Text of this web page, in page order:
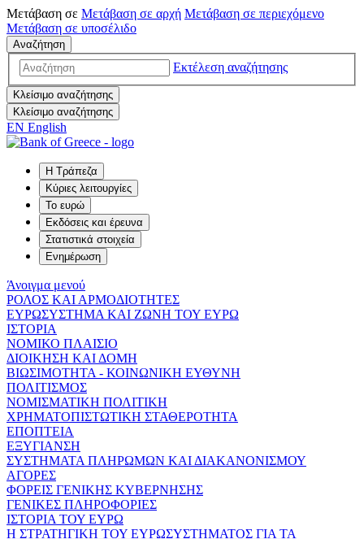
Μετάβαση σε Μετάβαση σε αρχή Μετάβαση σε περιεχόμενο
Μετάβαση σε υποσέλιδο
Αναζήτηση
Εκτέλεση αναζήτησης
Κλείσιμο αναζήτησης
Κλείσιμο αναζήτησης
EN English
Η Τράπεζα
Κύριες λειτουργίες
Το ευρώ
Εκδόσεις και έρευνα
Στατιστικά στοιχεία
Ενημέρωση
Άνοιγμα μενού
ΡΟΛΟΣ ΚΑΙ ΑΡΜΟΔΙΟΤΗΤΕΣ
ΕΥΡΩΣΥΣΤΗΜΑ ΚΑΙ ΖΩΝΗ ΤΟΥ ΕΥΡΩ
ΙΣΤΟΡΙΑ
ΝΟΜΙΚΟ ΠΛΑΙΣΙΟ
ΔΙΟΙΚΗΣΗ ΚΑΙ ΔΟΜΗ
ΒΙΩΣΙΜΟΤΗΤΑ - ΚΟΙΝΩΝΙΚΗ ΕΥΘΥΝΗ
ΠΟΛΙΤΙΣΜΟΣ
ΝΟΜΙΣΜΑΤΙΚΗ ΠΟΛΙΤΙΚΗ
ΧΡΗΜΑΤΟΠΙΣΤΩΤΙΚΗ ΣΤΑΘΕΡΟΤΗΤΑ
ΕΠΟΠΤΕΙΑ
ΕΞΥΓΙΑΝΣΗ
ΣΥΣΤΗΜΑΤΑ ΠΛΗΡΩΜΩΝ ΚΑΙ ΔΙΑΚΑΝΟΝΙΣΜΟΥ
ΑΓΟΡΕΣ
ΦΟΡΕΙΣ ΓΕΝΙΚΗΣ ΚΥΒΕΡΝΗΣΗΣ
ΓΕΝΙΚΕΣ ΠΛΗΡΟΦΟΡΙΕΣ
ΙΣΤΟΡΙΑ ΤΟΥ ΕΥΡΩ
Η ΣΤΡΑΤΗΓΙΚΗ ΤΟΥ ΕΥΡΩΣΥΣΤΗΜΑΤΟΣ ΓΙΑ ΤΑ